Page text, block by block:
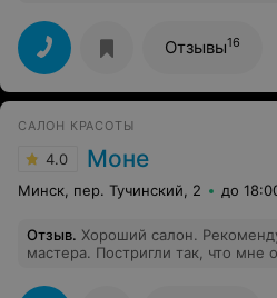
Хожу в эту парикмахерскую уже
всегда очень довольна! Сегодня
умница, золотые руки! И девушка
кажется Ирина, само очарование!
очень ценить таких работников и
Отзывы16
САЛОН КРАСОТЫ
4.0 Моне
Минск, пер. Тучинский, 2 до
Отзыв. Хороший салон.
мастера. Постригли так, что мне